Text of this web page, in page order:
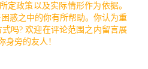
定政策以及实际情形作为依据。
惑之中的你有所帮助。你认为重
吗? 欢迎在评论范围之内留言展
身旁的友人！